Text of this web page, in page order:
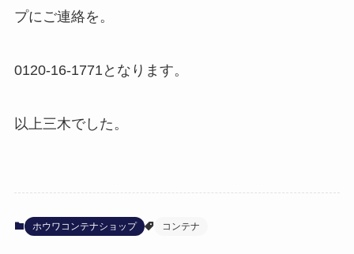
プにご連絡を。
0120-16-1771となります。
以上三木でした。
ホウワコンテナショップ コンテナ